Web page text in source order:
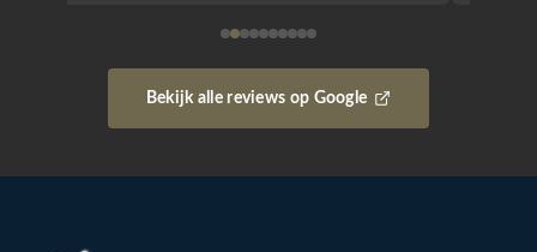
Bekijk alle reviews op Google